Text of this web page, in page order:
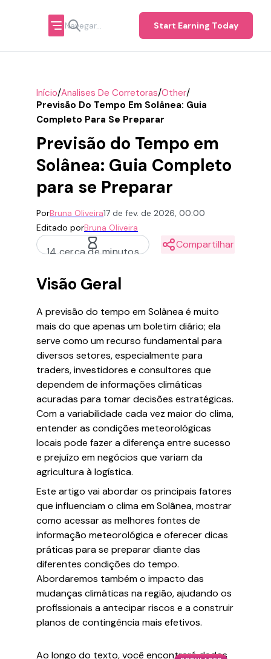
Start Earning Today
Início/Analises De Corretoras/Other/
Previsão Do Tempo Em Solânea: Guia
Completo Para Se Preparar
Previsão do Tempo em
Solânea: Guia Completo
para se Preparar
PorBruna Oliveira17 de fev. de 2026, 00:00
Editado porBruna Oliveira
14 cerca de minutos
Compartilhar
Visão Geral
A previsão do tempo em Solânea é muito
mais do que apenas um boletim diário; ela
serve como um recurso fundamental para
diversos setores, especialmente para
traders, investidores e consultores que
dependem de informações climáticas
acuradas para tomar decisões estratégicas.
Com a variabilidade cada vez maior do clima,
entender as condições meteorológicas
locais pode fazer a diferença entre sucesso
e prejuízo em negócios que variam da
agricultura à logística.
Este artigo vai abordar os principais fatores
que influenciam o clima em Solânea, mostrar
como acessar as melhores fontes de
informação meteorológica e oferecer dicas
práticas para se preparar diante das
diferentes condições do tempo.
Abordaremos também o impacto das
mudanças climáticas na região, ajudando os
profissionais a antecipar riscos e a construir
planos de contingência mais efetivos.
Ao longo do texto, você encontrará dados